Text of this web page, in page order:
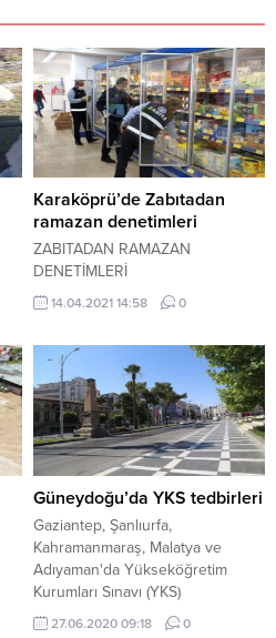
Karaköprü’de Zabıtadan
ramazan denetimleri
ZABITADAN RAMAZAN
DENETİMLERİ
14.04.2021 14:58 0
Güneydoğu’da YKS tedbirleri
Gaziantep, Şanlıurfa,
Kahramanmaraş, Malatya ve
Adıyaman'da Yükseköğretim
Kurumları Sınavı (YKS)
gerçekleştirildi.
27.06.2020 09:18 0